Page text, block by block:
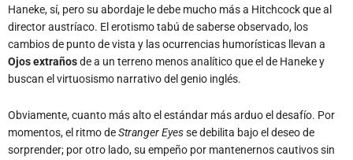
Haneke, sí, pero su abordaje le debe mucho más a Hitchcock que al
director austríaco. El erotismo tabú de saberse observado, los
cambios de punto de vista y las ocurrencias humorísticas llevan a
Ojos extrañosde a un terreno menos analítico que el de Haneke y
buscan el virtuosismo narrativo del genio inglés.
Obviamente, cuanto más alto el estándar más arduo el desafío. Por
momentos, el ritmo deStranger Eyesse debilita bajo el deseo de
sorprender; por otro lado, su empeño por mantenernos cautivos sin